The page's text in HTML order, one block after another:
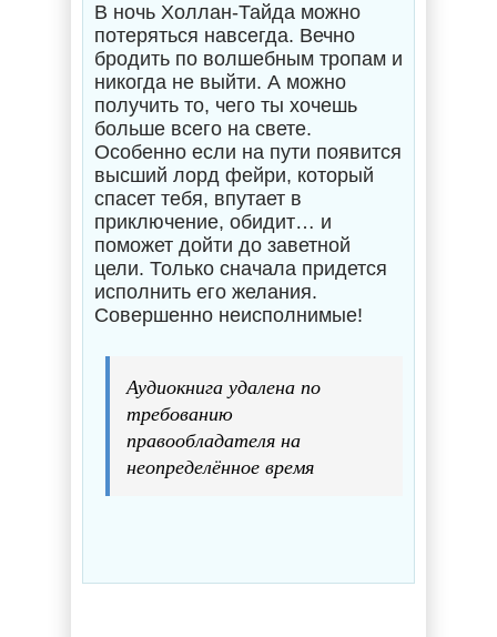
В ночь Холлан-Тайда можно
потеряться навсегда. Вечно
бродить по волшебным тропам и
никогда не выйти. А можно
получить то, чего ты хочешь
больше всего на свете.
Особенно если на пути появится
высший лорд фейри, который
спасет тебя, впутает в
приключение, обидит… и
поможет дойти до заветной
цели. Только сначала придется
исполнить его желания.
Совершенно неисполнимые!
Аудиокнига удалена по
требованию
правообладателя на
неопределённое время